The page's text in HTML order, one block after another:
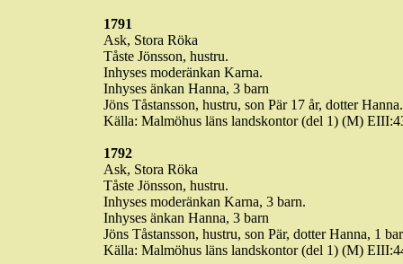
1791
Ask, Stora Röka
Tåste Jönsson, hustru.
Inhyses moderänkan Karna.
Inhyses änkan Hanna, 3 barn
Jöns Tåstansson, hustru, son Pär 17 år, dotter Hanna.
Källa: Malmöhus läns landskontor (del 1) (M)
1792
Ask, Stora Röka
Tåste Jönsson, hustru.
Inhyses moderänkan Karna, 3 barn.
Inhyses änkan Hanna, 3 barn
Jöns Tåstansson, hustru, son Pär, dotter Hanna, 1
Källa: Malmöhus läns landskontor (del 1) (M)